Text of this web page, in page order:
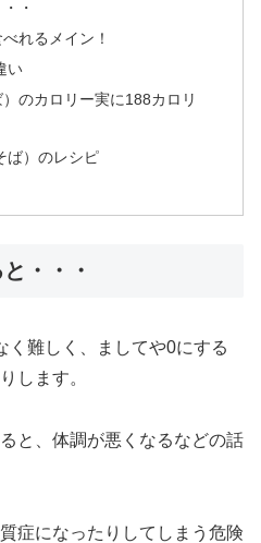
・
れるメイン！
い
のカロリー実に188カロリ
ば）のレシピ
・・・
く難しく、ましてや0にする
します。
と、体調が悪くなるなどの話
症になったりしてしまう危険